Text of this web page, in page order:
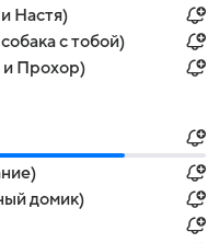
Настя)
с тобой)
и Прохор)
домик)